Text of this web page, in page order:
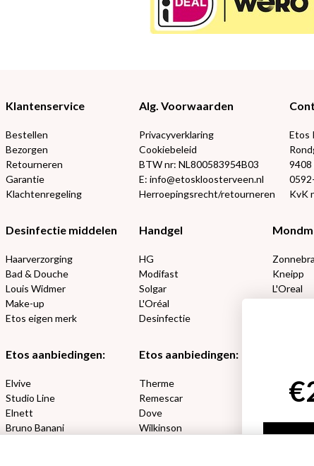
Klantenservice
Bestellen
Bezorgen
Retourneren
Garantie
Klachtenregeling
Alg. Voorwaarden
Privacyverklaring
Cookiebeleid
BTW nr: NL800583954B03
E: info@etoskloosterveen.nl
Herroepingsrecht/retourneren
Etos
9408
KvK
Desinfectie middelen
Haarverzorging
Bad & Douche
Louis Widmer
Make-up
Etos eigen merk
Handgel
HG
Modifast
Solgar
L'Oréal
Desinfectie
Kneipp
L'Oreal
Etos aanbiedingen:
Elvive
Studio Line
Elnett
Bruno Banani
Etos aanbiedingen:
Therme
Remescar
Dove
Wilkinson
RoC